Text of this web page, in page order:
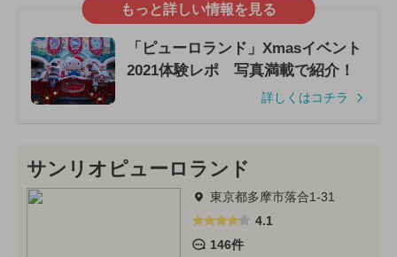
もっと詳しい情報を見る
「ピューロランド」Xmasイベント
2021体験レポ 写真満載で紹介！
詳しくはコチラ
サンリオピューロランド
東京都多摩市落合1-31
4.1
146件